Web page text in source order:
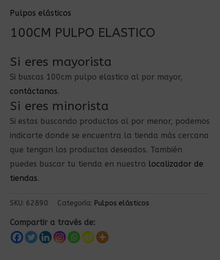
Pulpos elásticos
100CM PULPO ELASTICO
Si eres mayorista
Si buscas 100cm pulpo elastico al por mayor,
contáctanos.
Si eres minorista
Si estas buscando productos al por menor, podemos
indicarte donde se encuentra la tienda más cercana
que tengan los productos deseados. También
puedes buscar tu tienda en nuestro localizador de
tiendas.
SKU: 62890 Categoría: Pulpos elásticos
Compartir a través de: